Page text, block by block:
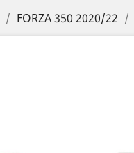
FORZA 350 2020/22